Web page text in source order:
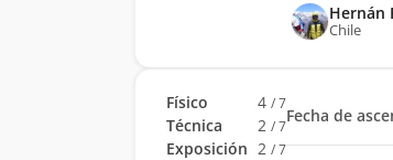
Hernán
Chile
Físico 4 / 7
Técnica 2 / 7
Exposición 2 / 7
Fecha de